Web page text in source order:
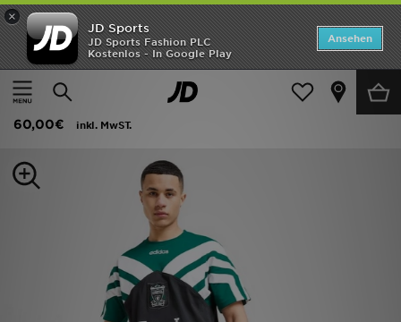
×
JD Sports
JD Sports Fashion PLC
Kostenlos - In Google Play
Ansehen
Home
Herren Herrenbekleidung Replica
adidas Fc Liverpool Trikot 95
60,00€
inkl. MwST.
ANGEBOTE
Neuheiten
Kinder